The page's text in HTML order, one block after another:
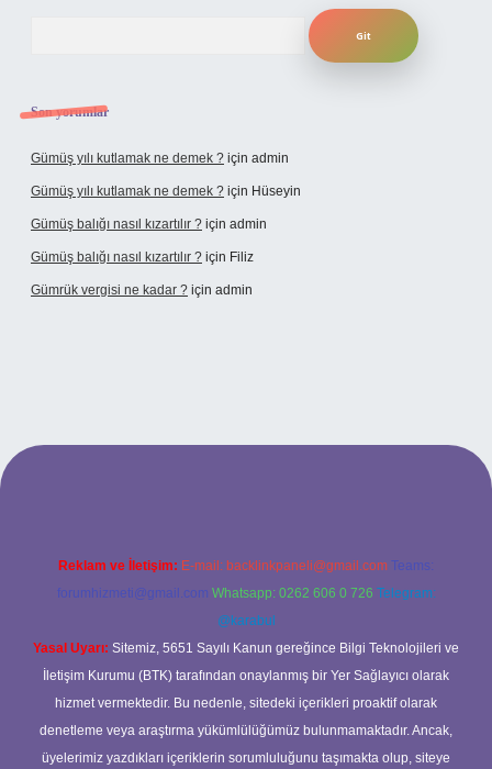
Son yorumlar
Gümüş yılı kutlamak ne demek ? için admin
Gümüş yılı kutlamak ne demek ? için Hüseyin
Gümüş balığı nasıl kızartılır ? için admin
Gümüş balığı nasıl kızartılır ? için Filiz
Gümrük vergisi ne kadar ? için admin
giriş adresi
Reklam ve İletişim: E-mail: backlinkpaneli@gmail.com Teams:
forumhizmeti@gmail.com Whatsapp: 0262 606 0 726 Telegram:
@karabul
Yasal Uyarı: Sitemiz, 5651 Sayılı Kanun gereğince Bilgi Teknolojileri ve
İletişim Kurumu (BTK) tarafından onaylanmış bir Yer Sağlayıcı olarak
hizmet vermektedir. Bu nedenle, sitedeki içerikleri proaktif olarak
denetleme veya araştırma yükümlülüğümüz bulunmamaktadır. Ancak,
üyelerimiz yazdıkları içeriklerin sorumluluğunu taşımakta olup, siteye